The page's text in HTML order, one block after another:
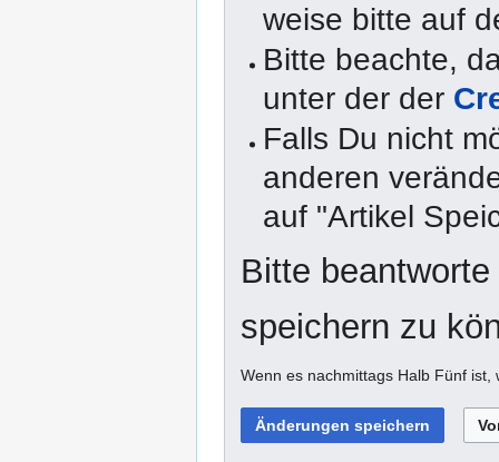
weise bitte auf
Bitte beachte,
unter der der
Falls Du nicht
anderen
auf "Artikel
Bitte
speichern zu
Wenn es nachmittags Halb Fünf